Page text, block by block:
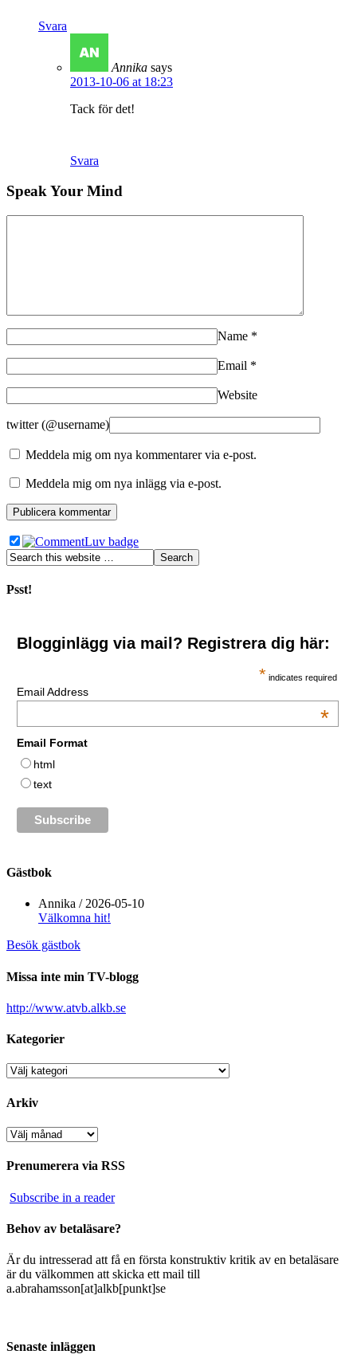
Svara
Annika says
2013-10-06 at 18:23
Tack för det!
Svara
Speak Your Mind
Name *
Email *
Website
twitter (@username)
Meddela mig om nya kommentarer via e-post.
Meddela mig om nya inlägg via e-post.
Psst!
Blogginlägg via mail? Registrera dig här:
* indicates required
Email Address
*
Email Format
html
text
Gästbok
Annika / 2026-05-10
Välkomna hit!
Besök gästbok
Missa inte min TV-blogg
http://www.atvb.alkb.se
Kategorier
Kategorier
Arkiv
Arkiv
Prenumerera via RSS
Subscribe in a reader
Behov av betaläsare?
Är du intresserad att få en första konstruktiv kritik av en betaläsare
är du välkommen att skicka ett mail till
a.abrahamsson[at]alkb[punkt]se
Senaste inläggen